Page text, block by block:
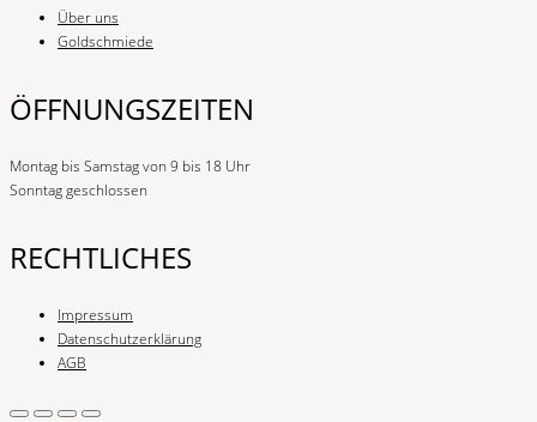
Über uns
Goldschmiede
ÖFFNUNGSZEITEN
Montag bis Samstag von 9 bis 18 Uhr
Sonntag geschlossen
RECHTLICHES
Impressum
Datenschutzerklärung
AGB